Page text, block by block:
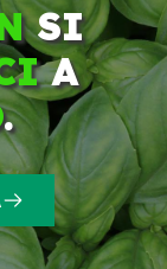
SI
A
.